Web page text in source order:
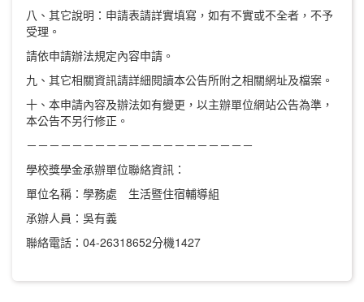
八、其它說明：申請表請詳實填寫，如有不實或不全者，不予
受理。
請依申請辦法規定內容申請。
九、其它相關資訊請詳細閱讀本公告所附之相關網址及檔案。
十、本申請內容及辦法如有變更，以主辦單位網站公告為準，
本公告不另行修正。
－－－－－－－－－－－－－－－－－－－－
學校獎學金承辦單位聯絡資訊：
單位名稱：學務處 生活暨住宿輔導組
承辦人員：吳有義
聯絡電話：04-26318652分機1427